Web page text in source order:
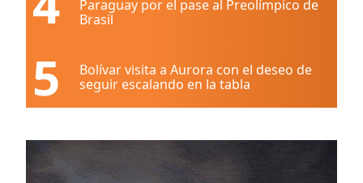
Paraguay por el pase al Preolímpico de
Brasil
5
Bolívar visita a Aurora con el deseo de
seguir escalando en la tabla